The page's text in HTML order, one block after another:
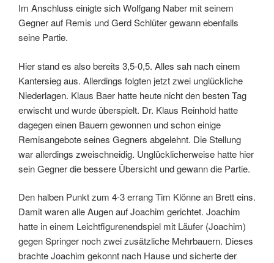
Im Anschluss einigte sich Wolfgang Naber mit seinem
Gegner auf Remis und Gerd Schlüter gewann ebenfalls
seine Partie.
Hier stand es also bereits 3,5-0,5. Alles sah nach einem
Kantersieg aus. Allerdings folgten jetzt zwei unglückliche
Niederlagen. Klaus Baer hatte heute nicht den besten Tag
erwischt und wurde überspielt. Dr. Klaus Reinhold hatte
dagegen einen Bauern gewonnen und schon einige
Remisangebote seines Gegners abgelehnt. Die Stellung
war allerdings zweischneidig. Unglücklicherweise hatte hier
sein Gegner die bessere Übersicht und gewann die Partie.
Den halben Punkt zum 4-3 errang Tim Klönne an Brett eins.
Damit waren alle Augen auf Joachim gerichtet. Joachim
hatte in einem Leichtfigurenendspiel mit Läufer (Joachim)
gegen Springer noch zwei zusätzliche Mehrbauern. Dieses
brachte Joachim gekonnt nach Hause und sicherte der